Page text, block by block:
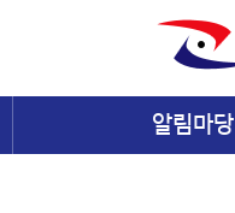
알림마당